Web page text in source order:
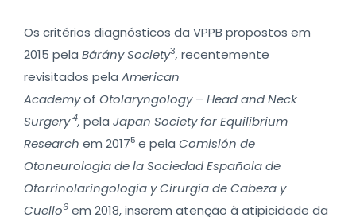
Os critérios diagnósticos da VPPB propostos em
2015 pela Bárány Society3, recentemente
revisitados pela American
Academyof Otolaryngology– Head and Neck
Surgery4, pela Japan Society for Equilibrium
Research em 20175 e pela Comisión de
Otoneurologia de la Sociedad Española de
Otorrinolaringología y Cirurgía de Cabeza y
Cuello6 em 2018, inserem atenção à atipicidade da